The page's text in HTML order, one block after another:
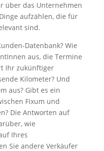
über das Unternehmen
aufzählen, die für
sind.
Datenbank? Wie
aus, die Termine
Ihr zukünftiger
Kilometer? Und
aus? Gibt es ein
Fixum und
Die Antworten auf
wie
Ihres
Sie andere Verkäufer